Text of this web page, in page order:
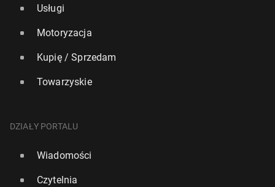
Usługi
Motoryzacja
Kupię / Sprzedam
Towarzyskie
DZIAŁY PORTALU
Wiadomości
Czytelnia